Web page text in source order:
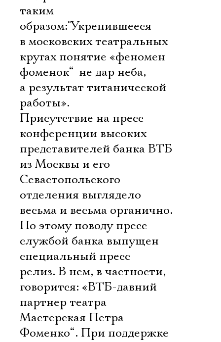
таким
образом:"Укрепившееся
в московских театральных
кругах понятие «феномен
фоменок“-не дар неба,
а результат титанической
работы».
Присутствие на пресс 
конференции высоких
представителей банка ВТБ
из Москвы и его
Севастопольского
отделения выглядело
весьма и весьма органично.
По этому поводу пресс 
службой банка выпущен
специальный пресс 
релиз. В нем, в частности,
говорится: «ВТБ-давний
партнер театра
Мастерская Петра
Фоменко“. При поддержке